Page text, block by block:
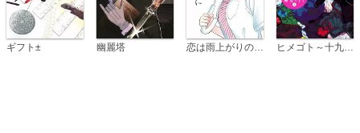
ギフト± 幽麗塔 恋は雨上がりのように ヒメゴト～十九歳の制服～